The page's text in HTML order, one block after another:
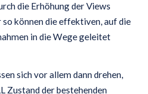
die Erhöhung der Views
können die effektiven, auf die
in die Wege geleitet
sich vor allem dann drehen,
Zustand der bestehenden